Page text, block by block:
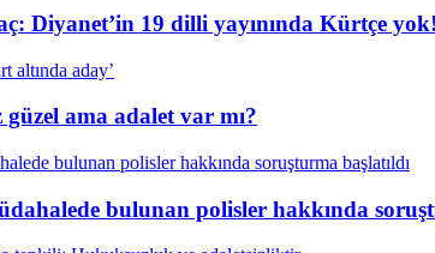
Diyanet’in 19 dilli yayınında Kürtçe yok!
ama adalet var mı?
bulunan polisler hakkında